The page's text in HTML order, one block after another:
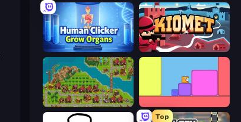
Human Clicker: Grow Organs Kiomet
City Idle
Top